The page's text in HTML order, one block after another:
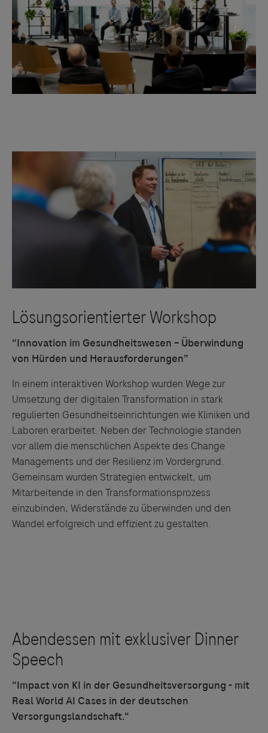
“Innovation im Gesundheitswesen – Überwindung
von Hürden und Herausforderungen”
In einem interaktiven Workshop wurden Wege zur
Umsetzung der digitalen Transformation in stark
regulierten Gesundheitseinrichtungen wie Kliniken und
Laboren erarbeitet. Neben der Technologie standen
vor allem die menschlichen Aspekte des Change
Managements und der Resilienz im Vordergrund.
Gemeinsam wurden Strategien entwickelt, um
Mitarbeitende in den Transformationsprozess
einzubinden, Widerstände zu überwinden und den
Wandel erfolgreich und effizient zu gestalten.
“Impact von KI in der Gesundheitsversorgung - mit
Real World AI Cases in der deutschen
Versorgungslandschaft.“